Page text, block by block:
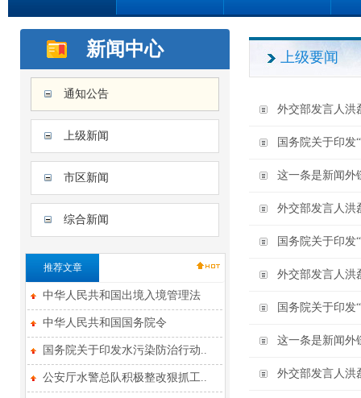
新闻中心
通知公告
上级新闻
市区新闻
综合新闻
推荐文章
中华人民共和国出境入境管理法
中华人民共和国国务院令
国务院关于印发水污染防治行动..
公安厅水警总队积极整改狠抓工..
上级要闻
外交部发言人洪
国务院关于印发
这一条是新闻外
外交部发言人洪
国务院关于印发
外交部发言人洪
国务院关于印发
这一条是新闻外
外交部发言人洪